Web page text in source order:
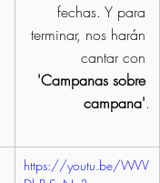
fechas. Y para
terminar, nos harán
cantar con
'Campanas sobre
campana'.
https://youtu.be/WVV